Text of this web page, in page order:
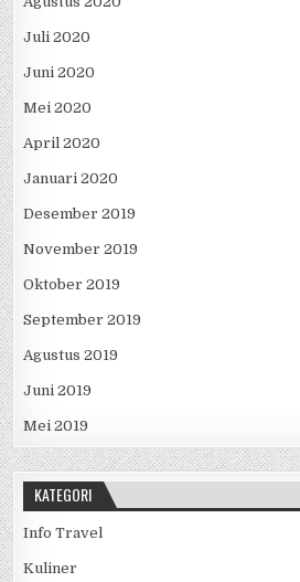
Juli 2020
Juni 2020
Mei 2020
April 2020
Januari 2020
Desember 2019
November 2019
Oktober 2019
September 2019
Agustus 2019
Juni 2019
Mei 2019
KATEGORI
Info Travel
Kuliner